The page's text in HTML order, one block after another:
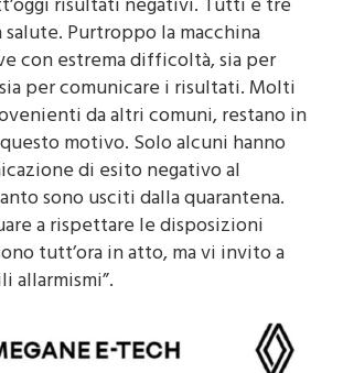
con estrema difficoltà, sia per
per comunicare i risultati. Molti
da altri comuni, restano in
motivo. Solo alcuni hanno
di esito negativo al
sono usciti dalla quarantena.
a rispettare le disposizioni
tutt’ora in atto, ma vi invito a
allarmismi”.